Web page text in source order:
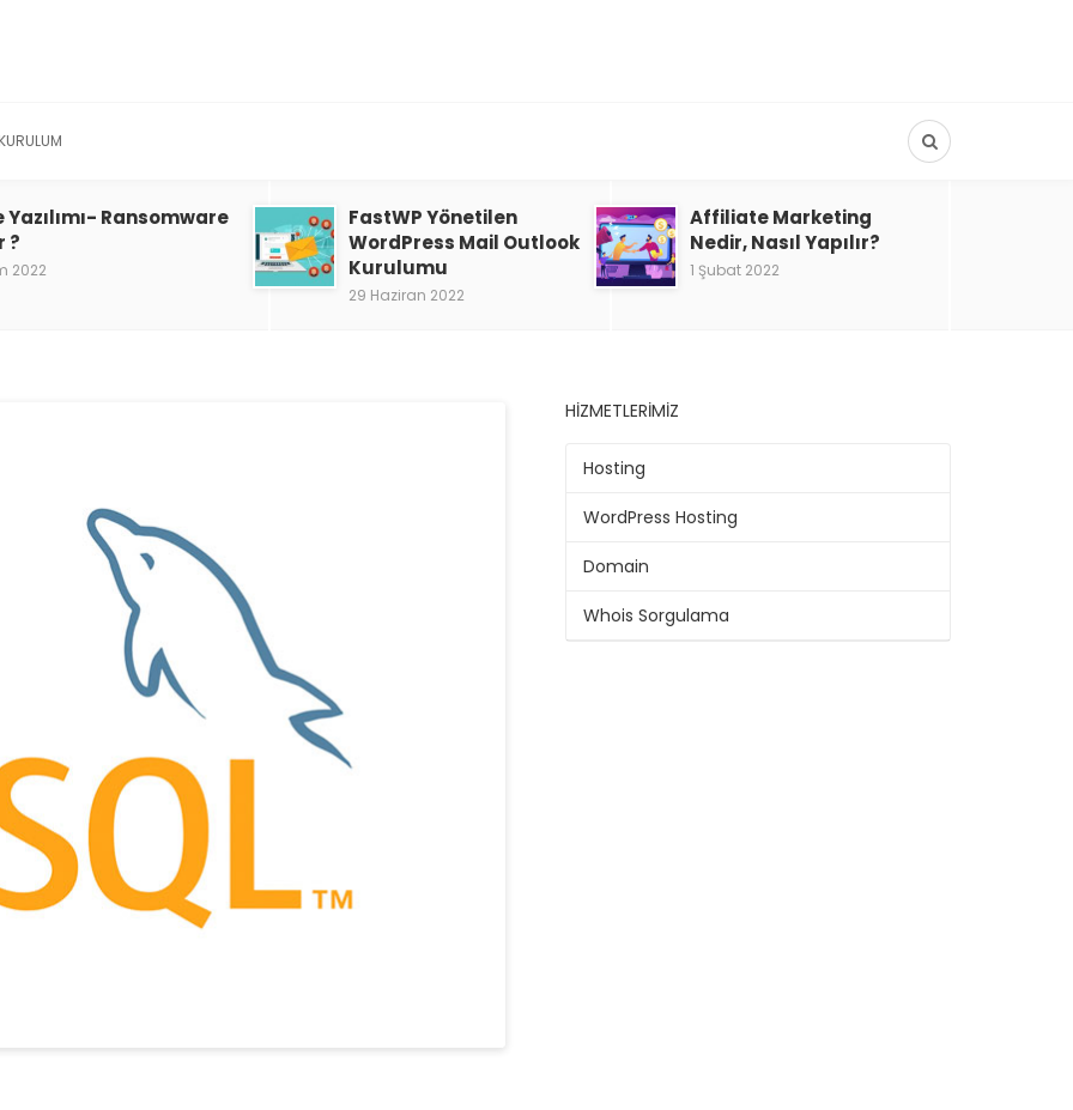
KURULUM
Yazılımı- Ransomware
?
2022
FastWP Yönetilen
WordPress Mail Outlook
Kurulumu
29 Haziran 2022
Affiliate Marketing
Nedir, Nasıl Yapılır?
1 Şubat 2022
HIZMETLERIMIZ
Hosting
WordPress Hosting
Domain
Whois Sorgulama